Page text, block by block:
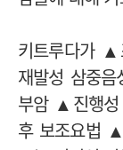
키트루다가
재발성 삼중
부암 ▲진행성
후 보조요법